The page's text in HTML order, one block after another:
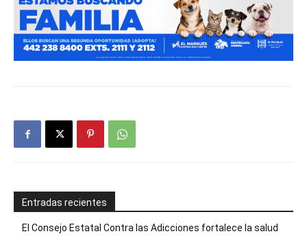
Entradas recientes
El Consejo Estatal Contra las Adicciones fortalece la salud